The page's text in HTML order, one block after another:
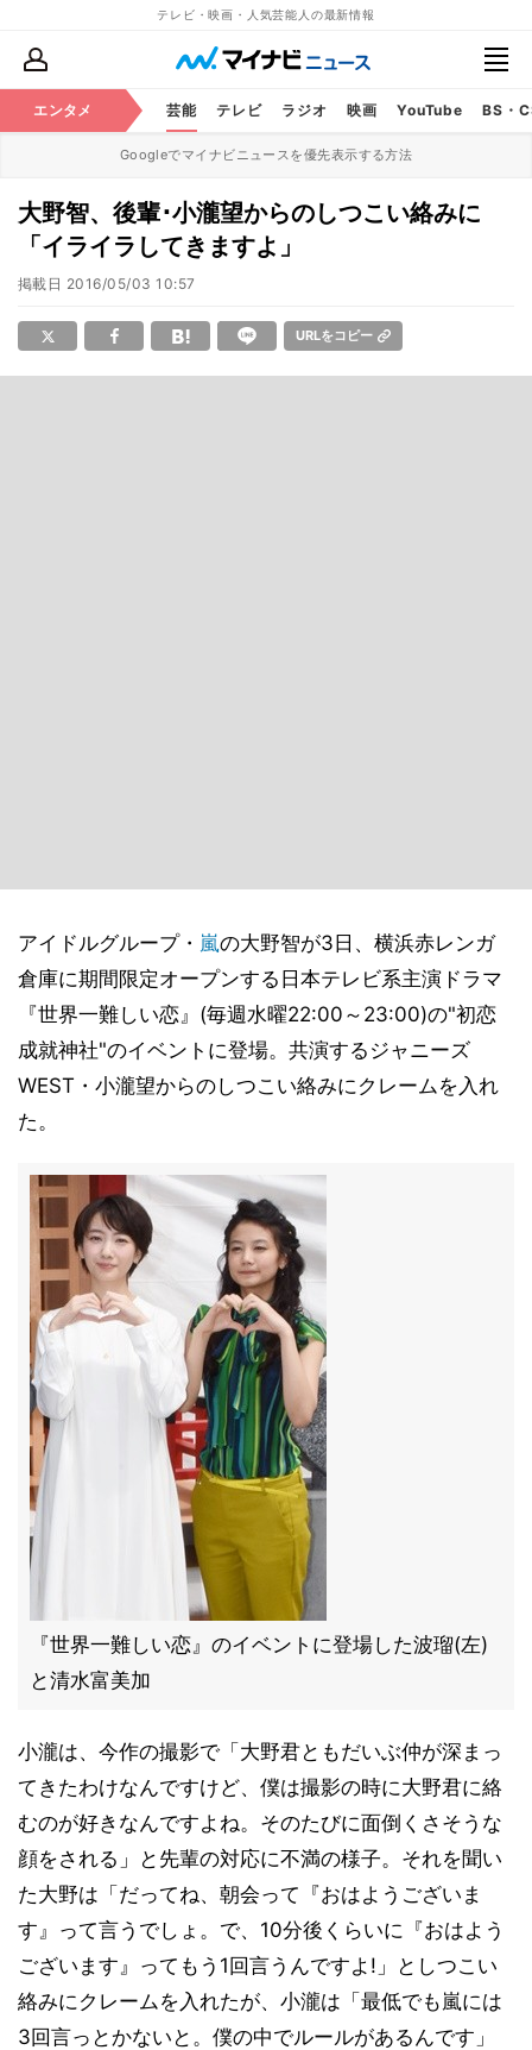
テレビ・映画・人気芸能人の最新情報
エンタメ 芸能 テレビ ラジオ 映画 YouTube BS・
Googleでマイナビニュースを優先表示する方法
大野智、後輩･小瀧望からのしつこい絡みに
「イライラしてきますよ」
掲載日 2016/05/03 10:57
URLをコピー
アイドルグループ・ 嵐の大野智が3日、横浜赤レンガ
倉庫に期間限定オープンする日本テレビ系主演ドラマ
『世界一難しい恋』(毎週水曜22:00～23:00)の"初恋
成就神社"のイベントに登場。共演するジャニーズ
WEST・小瀧望からのしつこい絡みにクレームを入れ
た。
『世界一難しい恋』のイベントに登場した波瑠(左)
と清水富美加
小瀧は、今作の撮影で「大野君ともだいぶ仲が深まっ
てきたわけなんですけど、僕は撮影の時に大野君に絡
むのが好きなんですよね。そのたびに面倒くさそうな
顔をされる」と先輩の対応に不満の様子。それを聞い
た大野は「だってね、朝会って『おはようございま
す』って言うでしょ。で、10分後くらいに『おはよう
ございます』ってもう1回言うんですよ!」としつこい
絡みにクレームを入れたが、小瀧は「最低でも嵐には
3回言っとかないと。僕の中でルールがあるんです」